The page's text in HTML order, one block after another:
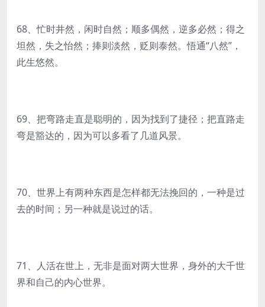
68、忙时井然，闲时自然；顺多偶然，逆多必然；得之
坦然，失之怡然；捧则淡然，贬则泰然。悟通“八然”，
此生悠然。
69、把弯路走直是聪明的，因为找到了捷径；把直路走
弯是豁达的，因为可以多看了几道风景。
70、世界上有两种东西是怎样都无法挽回的，一种是过
去的时间；另一种就是说过的话。
71、人活在世上，无非是面对两大世界，身外的大千世
界和自己的内心世界。